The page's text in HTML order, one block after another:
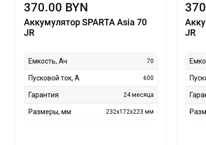
370.00 BYN
Аккумулятор SPARTA Asia 70
JR
Емкость, Ач 70
Пусковой ток, А 600
Гарантия 24 месяца
Размеры, мм 232х172х223 мм
JR